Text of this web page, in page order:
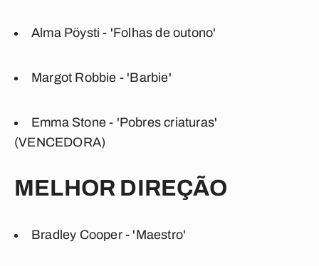
Alma Pöysti - 'Folhas de outono'
Margot Robbie - 'Barbie'
Emma Stone - 'Pobres criaturas'
(VENCEDORA)
MELHOR DIREÇÃO
Bradley Cooper - 'Maestro'